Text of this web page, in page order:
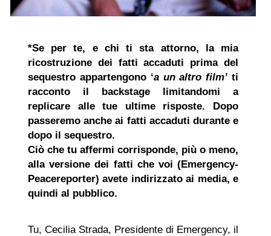
*Se per te, e chi ti sta attorno, la mia
ricostruzione dei fatti accaduti prima del
sequestro appartengono ‘a un altro film’ ti
racconto il backstage limitandomi a
replicare alle tue ultime risposte. Dopo
passeremo anche ai fatti accaduti durante e
dopo il sequestro.
Ciò che tu affermi corrisponde, più o meno,
alla versione dei fatti che voi (Emergency-
Peacereporter) avete indirizzato ai media, e
quindi al pubblico.
Tu, Cecilia Strada, Presidente di Emergency, il